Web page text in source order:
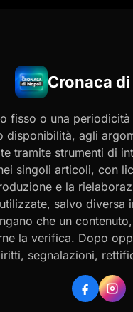
Cronaca
fisso o una
agli
tramite strumenti di
singoli articoli, con
e la
salvo
che un
la verifica. Dopo
segnalazioni,